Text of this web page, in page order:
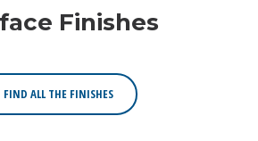
Finishes
FIND ALL THE FINISHES